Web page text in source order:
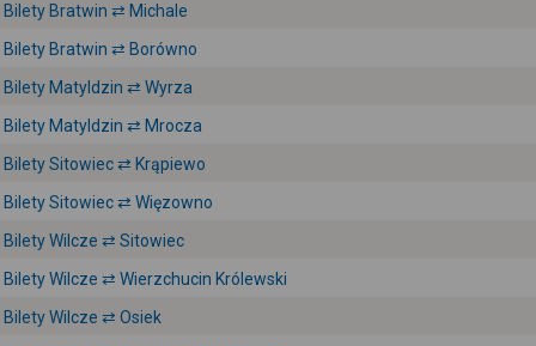
Bilety Bratwin ⇄ Michale
Bilety Bratwin ⇄ Borówno
Bilety Matyldzin ⇄ Wyrza
Bilety Matyldzin ⇄ Mrocza
Bilety Sitowiec ⇄ Krąpiewo
Bilety Sitowiec ⇄ Więzowno
Bilety Wilcze ⇄ Sitowiec
Bilety Wilcze ⇄ Wierzchucin Królewski
Bilety Wilcze ⇄ Osiek